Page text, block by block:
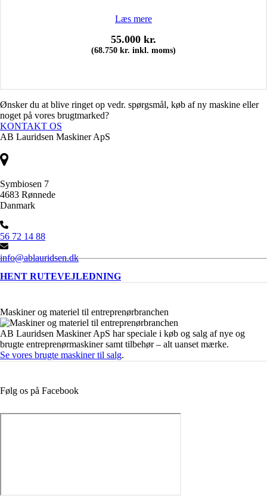
Læs mere
55.000 kr.
(68.750 kr. inkl. moms)
Ønsker du at blive ringet op vedr. spørgsmål, køb af ny maskine eller
noget på vores brugtmarked?
KONTAKT OS
AB Lauridsen Maskiner ApS
Symbiosen 7
4683 Rønnede
Danmark
56 72 14 88
info@ablauridsen.dk
HENT RUTEVEJLEDNING
Maskiner og materiel til entreprenørbranchen
AB Lauridsen Maskiner ApS har speciale i køb og salg af nye og
brugte entreprenørmaskiner samt tilbehør – alt uanset mærke.
Se vores brugte maskiner til salg.
Følg os på Facebook